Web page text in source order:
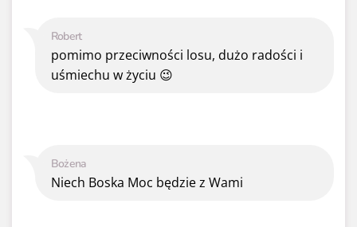
Bożena
Niech Boska Moc będzie z Wami
Robert
pomimo przeciwności losu, dużo radości i
uśmiechu w życiu 😉